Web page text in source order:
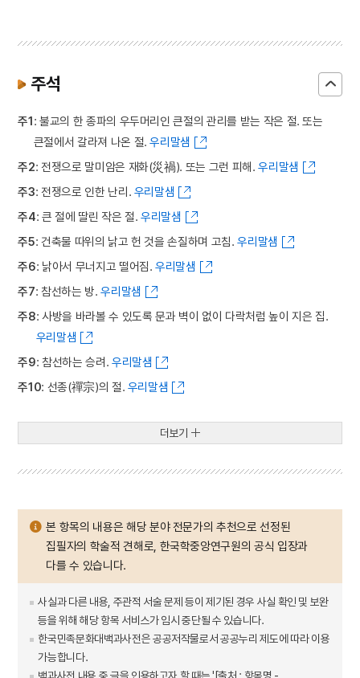
주석
주1: 불교의 한 종파의 우두머리인 큰절의 관리를 받는 작은 절. 또는
큰절에서 갈라져 나온 절.우리말샘
주2: 전쟁으로 말미암은 재화(災禍). 또는 그런 피해.우리말샘
주3: 전쟁으로 인한 난리. 우리말샘
주4: 큰 절에 딸린 작은 절.우리말샘
주5: 건축물 따위의 낡고 헌 것을 손질하며 고침.우리말샘
주6: 낡아서 무너지고 떨어짐.우리말샘
주7: 참선하는 방.우리말샘
주8: 사방을 바라볼 수 있도록 문과 벽이 없이 다락처럼 높이 지은 집.
우리말샘
주9: 참선하는 승려. 우리말샘
주10: 선종(禪宗)의 절. 우리말샘
더보기
본 항목의 내용은 해당 분야 전문가의 추천으로 선정된
집필자의 학술적 견해로, 한국학중앙연구원의 공식 입장과
다를 수 있습니다.
사실과 다른 내용, 주관적 서술 문제 등이 제기된 경우 사실 확인 및 보완
등을 위해 해당 항목 서비스가 임시 중단될 수 있습니다.
한국민족문화대백과사전은 공공저작물로서 공공누리 제도에 따라 이용
가능합니다.